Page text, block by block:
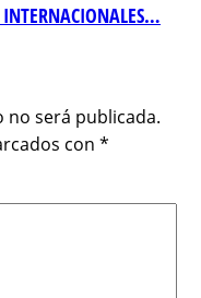
INTERNACIONALES…
será publicada.
con *